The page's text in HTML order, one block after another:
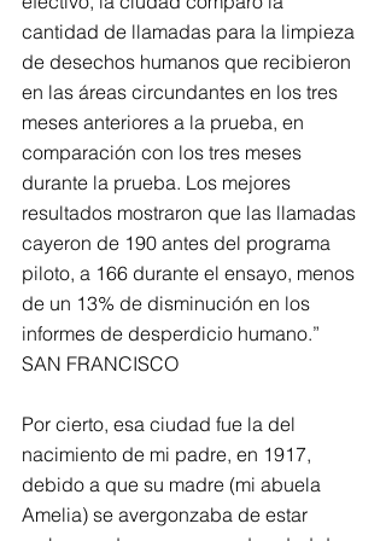
cantidad de llamadas para la limpieza
de desechos humanos que recibieron
en las áreas circundantes en los tres
meses anteriores a la prueba, en
comparación con los tres meses
durante la prueba. Los mejores
resultados mostraron que las llamadas
cayeron de 190 antes del programa
piloto, a 166 durante el ensayo, menos
de un 13% de disminución en los
informes de desperdicio humano.”
SAN FRANCISCO
Por cierto, esa ciudad fue la del
nacimiento de mi padre, en 1917,
debido a que su madre (mi abuela
Amelia) se avergonzaba de estar